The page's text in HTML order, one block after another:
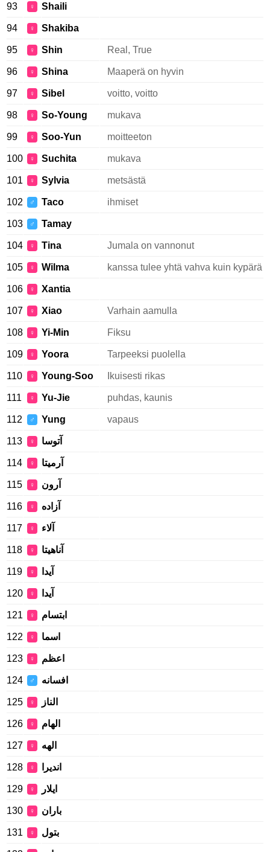
93 ♀ Shaili
94 ♀ Shakiba
95 ♀ Shin Real, True
96 ♀ Shina Maaperä on hyvin
97 ♀ Sibel voitto, voitto
98 ♀ So-Young mukava
99 ♀ Soo-Yun moitteeton
100 ♀ Suchita mukava
101 ♀ Sylvia metsästä
102 ♂ Taco ihmiset
103 ♂ Tamay
104 ♀ Tina Jumala on vannonut
105 ♀ Wilma kanssa tulee yhtä vahva kuin kypärä
106 ♀ Xantia
107 ♀ Xiao Varhain aamulla
108 ♀ Yi-Min Fiksu
109 ♀ Yoora Tarpeeksi puolella
110 ♀ Young-Soo Ikuisesti rikas
111 ♀ Yu-Jie puhdas, kaunis
112 ♂ Yung vapaus
113 ♀ آتوسا
114 ♀ آرمیتا
115 ♀ آرون
116 ♀ آزاده
117 ♀ آلاء
118 ♀ آناهیتا
119 ♀ آيدا
120 ♀ آیدا
121 ♀ ابتسام
122 ♀ اسما
123 ♀ اعظم
124 ♂ افسانه
125 ♀ الناز
126 ♀ الهام
127 ♀ الهه
128 ♀ انديرا
129 ♀ ایلار
130 ♀ باران
131 ♀ بتول